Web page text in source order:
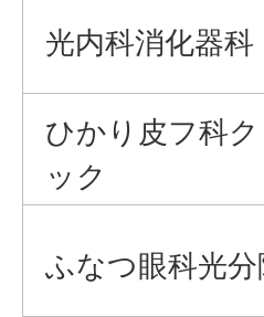
光内科消化器科
ひかり皮フ科
ック
ふなつ眼科光分